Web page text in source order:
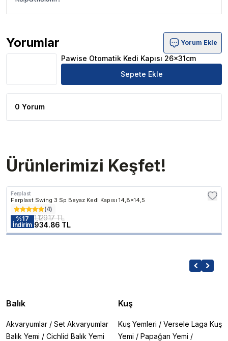
Yorumlar
Pawise Otomatik Kedi Kapısı 26x31cm Ürün Yorumları
Yorum Ekle
Pawise Otomatik Kedi Kapısı 26x31cm
Sepete Ekle
0 Yorum
Ürünlerimizi Keşfet!
Ferplast
Ferplast Swing 3 Sp Beyaz Kedi Kapısı 14,8x14,5
(4)
%17
İndirim
1,129.17 TL
934.86 TL
Balık
Akvaryumlar / Set Akvaryumlar
Balık Yemi / Cichlid Balık Yemi
Kuş
Kuş Yemleri / Versele Laga Kuş
Yemi / Papağan Yemi /